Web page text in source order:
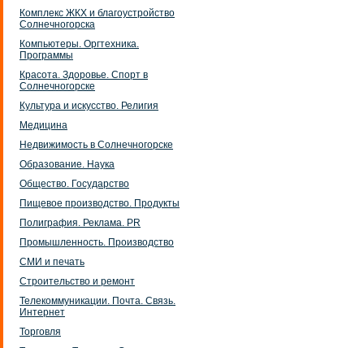
Комплекс ЖКХ и благоустройство
Солнечногорска
Компьютеры. Оргтехника.
Программы
Красота. Здоровье. Спорт в
Солнечногорске
Культура и искусство. Религия
Медицина
Недвижимость в Солнечногорске
Образование. Наука
Общество. Государство
Пищевое производство. Продукты
Полиграфия. Реклама. PR
Промышленность. Производство
СМИ и печать
Строительство и ремонт
Телекоммуникации. Почта. Связь.
Интернет
Торговля